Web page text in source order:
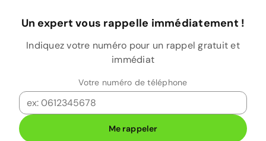
Un expert vous rappelle immédiatement !
Indiquez votre numéro pour un rappel gratuit et
immédiat
Votre numéro de téléphone
Me rappeler